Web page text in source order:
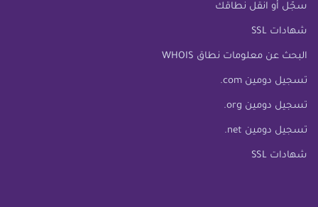
سجّل أو انقل نطاقك
شهادات SSL
البحث عن معلومات نطاق WHOIS
تسجيل دومين com.
تسجيل دومين org.
تسجيل دومين net.
شهادات SSL